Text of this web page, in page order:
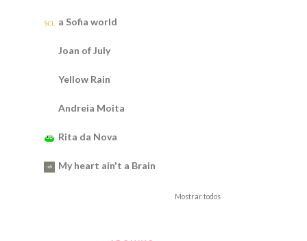
a Sofia world
Joan of July
Yellow Rain
Andreia Moita
Rita da Nova
My heart ain't a Brain
Mostrar todos